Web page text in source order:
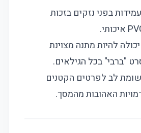
בפני נזקים בזכות
יכולה להיות מתנה מצוינת
"ברבי" בכל הגילאים.
לב לפרטים הקטנים
האהובות מהמסך.